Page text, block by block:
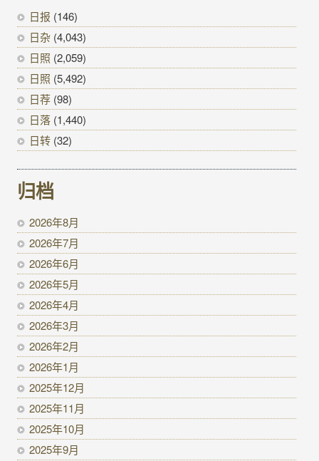
日报 (146)
日杂 (4,043)
日照 (2,059)
日照 (5,492)
日荐 (98)
日落 (1,440)
日转 (32)
归档
2026年8月
2026年7月
2026年6月
2026年5月
2026年4月
2026年3月
2026年2月
2026年1月
2025年12月
2025年11月
2025年10月
2025年9月